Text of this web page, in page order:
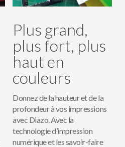
Plus grand,
plus fort, plus
haut en
couleurs
Donnez de la hauteur et de la
profondeur à vos impressions
avec Diazo. Avec la
technologie d’impression
numérique et les savoir-faire